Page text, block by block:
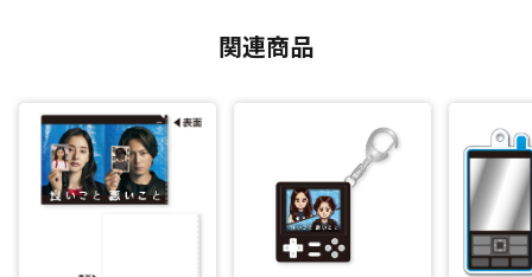
関連商品